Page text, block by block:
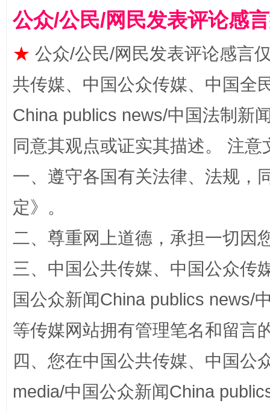
阿坝州三大球赛在茂县开幕 规模
公众/公民/网民发表评论感
★ 公众/公民/网民发表评论感言
共传媒、中国公众传媒、中国全
China publics news/中国法制新
同意其观点或证实其描述。 注
一、遵守各国有关法律、法规，
定》。
二、尊重网上道德，承担一切因
三、中国公共传媒、中国公众传
国公众新闻China publics news/
等传媒网站拥有管理笔名和留言
四、您在中国公共传媒、中国公
media/中国公众新闻China